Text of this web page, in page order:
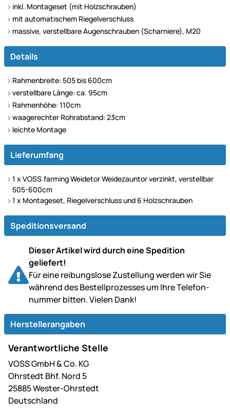
inkl. Montageset (mit Holzschrauben)
mit automatischem Riegelverschluss
massive, verstellbare Augenschrauben (Scharniere), M20
Details
Rahmenbreite: 505 bis 600cm
verstellbare Länge: ca. 95cm
Rahmenhöhe: 110cm
waagerechter Rohrabstand: 23cm
leichte Montage
Lieferumfang
1 x VOSS.farming Weidetor Weidezauntor verzinkt, verstellbar
505-600cm
1 x Montageset, Riegelverschluss und 6 Holzschrauben
Speditionsversand
Dieser Artikel wird durch eine Spedition
geliefert!
Für eine reibungslose Zustellung werden wir Sie
während des Bestell­prozesses um Ihre Telefon­
nummer bitten. Vielen Dank!
Herstellerangaben
Verantwortliche Stelle
VOSS GmbH & Co. KG
Ohrstedt Bhf. Nord 5
25885 Wester-Ohrstedt
Deutschland